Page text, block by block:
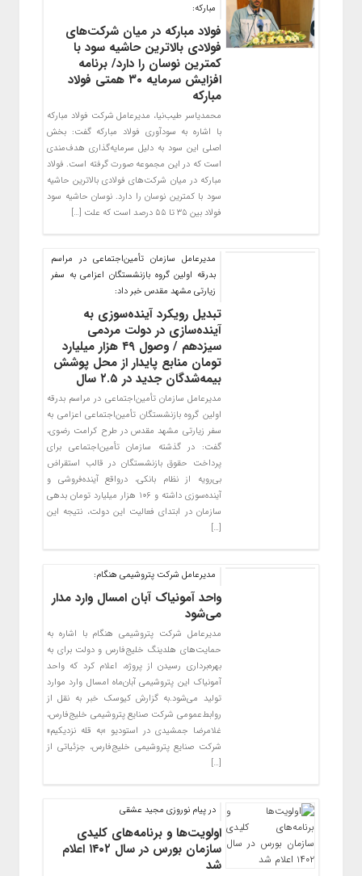
مبارکه:
فولاد مبارکه در میان شرکت‌های
فولادی بالاترین حاشیه سود با
کمترین نوسان را دارد/ برنامه
افزایش سرمایه ۳۰ همتی فولاد
مبارکه
محمدیاسر طیب‌نیا، مدیرعامل شرکت فولاد مبارکه
با اشاره به سودآوری فولاد مبارکه گفت: بخش
اصلی این سود به دلیل سرمایه‌گذاری هدف‌مندی
است که در این مجموعه صورت گرفته است. فولاد
مبارکه در میان شرکت‌های فولادی بالاترین حاشیه
سود با کمترین نوسان را دارد. نوسان حاشیه سود
فولاد بین ۳۵ تا ۵۵ درصد است که علت […]
مدیرعامل سازمان تأمین‌اجتماعی در مراسم
بدرقه اولین گروه بازنشستگان اعزامی به سفر
زیارتی مشهد مقدس خبر داد:
تبدیل رویکرد آینده‌سوزی به
آینده‌سازی در دولت مردمی
سیزدهم / وصول ۴۹ هزار میلیارد
تومان منابع پایدار از محل پوشش
بیمه‌شدگان جدید در ۲.۵ سال
مدیرعامل سازمان تأمین‌اجتماعی در مراسم بدرقه
اولین گروه بازنشستگان تأمین‌اجتماعی اعزامی به
سفر زیارتی مشهد مقدس در طرح کرامت رضوی،
گفت: در گذشته سازمان تأمین‌اجتماعی برای
پرداخت حقوق بازنشستگان در قالب استقراض‌
بی‌رویه از نظام بانکی، درواقع آینده‌فروشی و
آینده‌سوزی داشته و ۱۰۶ هزار میلیارد تومان بدهی
سازمان در ابتدای فعالیت این دولت، نتیجه این
[…]
مدیرعامل شرکت پتروشیمی هنگام:
واحد آمونیاک آبان امسال وارد مدار
می‌شود
مدیرعامل شرکت پتروشیمی هنگام با اشاره به
حمایت‌های هلدینگ خلیج‌فارس و دولت برای به
بهره‌برداری رسیدن از پروژه، اعلام کرد که واحد
آمونیاک این پتروشیمی آبان‌ماه امسال وارد موارد
تولید می‌شود.به گزارش کیوسک خبر به نقل از
روابط‌عمومی شرکت صنایع پتروشیمی خلیج‌فارس،
غلامرضا جمشیدی در استودیو «به قله نزدیکیم»
شرکت صنایع پتروشیمی خلیج‌فارس، جزئیاتی از
[…]
در پیام نوروزی مجید عشقی
اولویت‌ها و برنامه‌های کلیدی
سازمان بورس در سال ۱۴۰۲ اعلام
شد